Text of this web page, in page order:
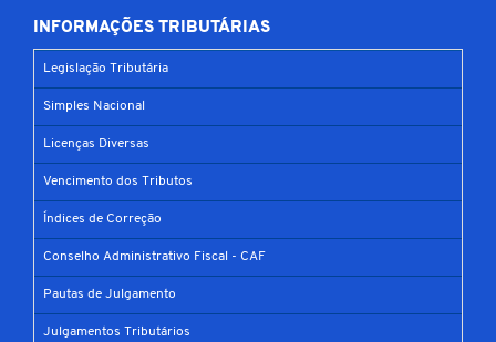
INFORMAÇÕES TRIBUTÁRIAS
Legislação Tributária
Simples Nacional
Licenças Diversas
Vencimento dos Tributos
Índices de Correção
Conselho Administrativo Fiscal - CAF
Pautas de Julgamento
Julgamentos Tributários